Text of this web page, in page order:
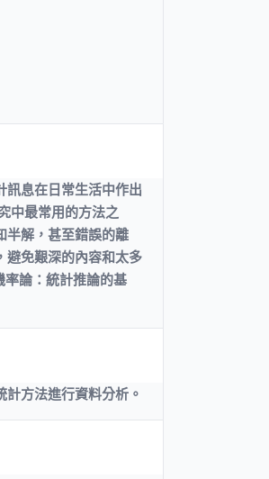
訊息在日常生活中作出
中最常用的方法之
半解，甚至錯誤的離
避免艱深的內容和太多
率論：統計推論的基
方法進行資料分析。